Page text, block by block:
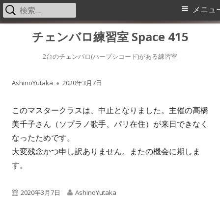
チェンバロ練習室 Space 415
2台のチェンバロ(ハープシコード)がある練習室
メ
メニュ
検
索:
作
AshinoYutaka
公
2020年3月7日
このマスタークラスは、中止となりました。主催の高橋
美千子さん（ソプラノ歌手、パリ在住）が来日できなく
なったためです。
大変残念かつ申し訳ありません。またの機会に期しま
す。
公
2020年3月7日
作
AshinoYutaka